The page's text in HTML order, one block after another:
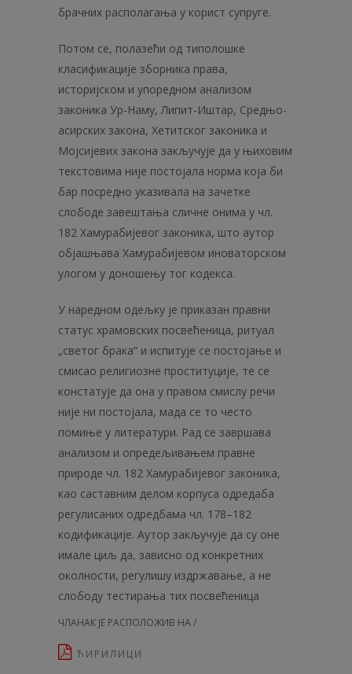
брачних располагања у корист супруге.
Потом се, полазећи од типолошке
класификације зборника права,
историјском и упоредном анализом
законика Ур-Наму, Липит-Иштар, Средњо­
асирских закона, Хетитског законика и
Мојсијевих закона закључује да у њиховим
текстовима није постојала норма која би
бар посредно указивала на зачетке
слободе завештања сличне онима у чл.
182 Хамурабијевог законика, што аутор
објашњава Хамурабијевом иноваторском
улогом у доношењу тог кодекса.
У наредном одељку је приказан правни
статус храмовских посвећеница, ритуал
„светог брака“ и испитује се постојање и
смисао религиозне прости­туције, те се
констатује да она у правом смислу речи
није ни постојала, мада се то често
помиње у литератури. Рад се завршава
анализом и опредељивањем правне
природе чл. 182 Хамурабијевог законика,
као саставним делом корпуса одредаба
регулисаних одредбама чл. 178–182
кодификације. Аутор закључује да су оне
имале циљ да, зависно од конкретних
околности, регулишу издржавање, а не
слободу тестирања тих посвећеница
ЧЛАНАК ЈЕ РАСПОЛОЖИВ НА /
ЋИРИЛИЦИ